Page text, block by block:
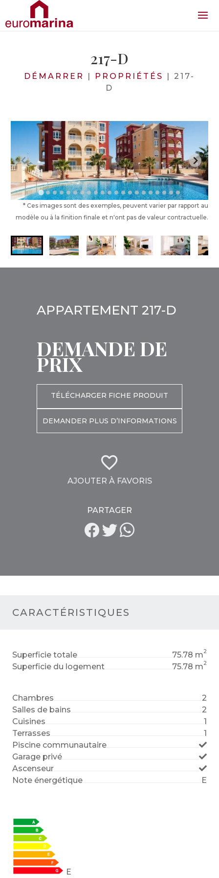
217-D
DÉMARRER | PROPRIÉTÉS | 217-
D
* Ces images sont des exemples, peuvent varier par rapport au
modèle ou à la finition finale et n'ont pas de valeur contractuelle.
CARACTÉRISTIQUES
Superficie totale 75.78 m2
Superficie du logement 75.78 m2
Chambres
2
Salles de bains
2
Cuisines
1
Terrasses
1
Piscine communautaire
Garage privé
Ascenseur
Note énergétique
E
E
APPARTEMENT 217-D
DEMANDE DE
PRIX
TÉLÉCHARGER FICHE PRODUIT
DEMANDER PLUS D’INFORMATIONS
AJOUTER À FAVORIS
PARTAGER